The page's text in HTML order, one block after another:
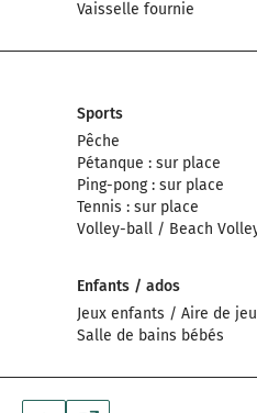
Vaisselle fournie
Sports
Pêche
Pétanque : sur place
Ping-pong : sur place
Tennis : sur place
Volley-ball / Beach
Enfants / ados
Jeux enfants / Aire de
Salle de bains bébés